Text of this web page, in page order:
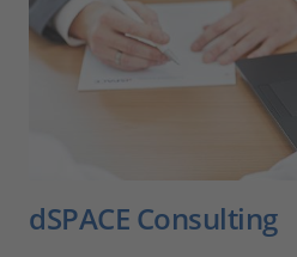
dSPACE Consulting